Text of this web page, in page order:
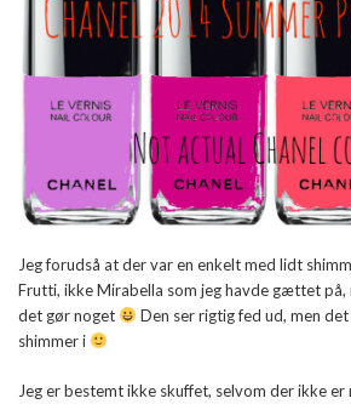
Jeg forudså at der var en enkelt med lidt
Frutti, ikke Mirabella som jeg havde gættet på,
det gør noget
Den ser rigtig fed ud, men
shimmer i
Jeg er bestemt ikke skuffet, selvom der ikke er